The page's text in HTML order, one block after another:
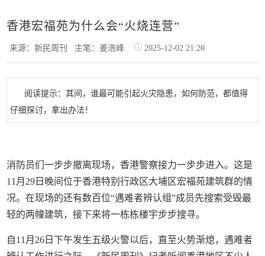
香港宏福苑为什么会“火烧连营”
来源：新民周刊 主笔：姜浩峰 2025-12-02 21:20
阅读提示：其间，谁最可能引起火灾隐患，如何防范，都值得
仔细探讨，拿出办法！
消防员们一步步撤离现场，香港警察接力一步步进入。这是
11月29日晚间位于香港特别行政区大埔区宏福苑建筑群的情
况。在现场的还有数百位“遇难者辨认组”成员先搜索受毁最
轻的两幢建筑，接下来将一栋栋楼宇步步搜寻。
自11月26日下午发生五级火警以后，直至火势渐熄，遇难者